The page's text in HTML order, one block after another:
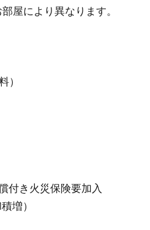
屋により異なります。
火災保険要加入
増）